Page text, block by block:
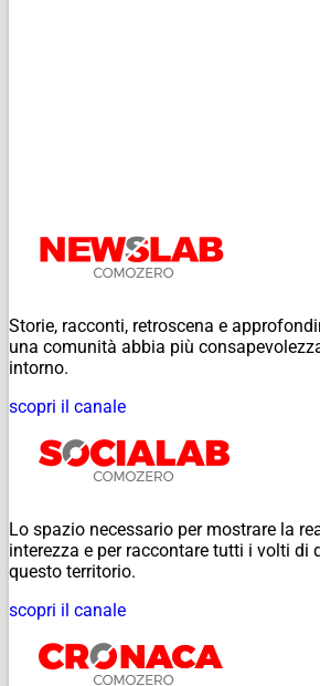
Storie, racconti, retroscena e
una comunità abbia più
intorno.
scopri il canale
Lo spazio necessario per mostrare la
interezza e per raccontare tutti i volti di
questo territorio.
scopri il canale